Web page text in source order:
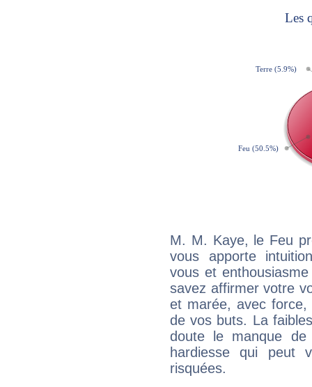
M. M. Kaye, le Feu
vous apporte
vous et
savez affirmer votre
et marée, avec
de vos buts. La
doute le manque
hardiesse qui peut
risquées.